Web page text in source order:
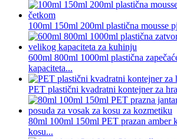
100ml 150ml 200ml plastična mousse
600ml 800ml 1000ml plastična
kapaciteta...
PET plastični kvadratni kontejner za
80ml 100ml 150ml PET prazan amber
kosu...